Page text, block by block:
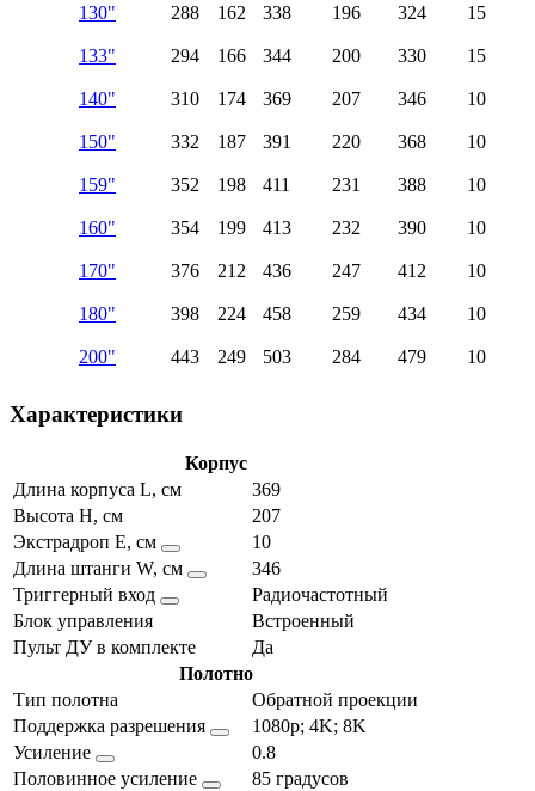
130" 288 162 338 196 324 15
133" 294 166 344 200 330 15
140" 310 174 369 207 346 10
150" 332 187 391 220 368 10
159" 352 198 411 231 388 10
160" 354 199 413 232 390 10
170" 376 212 436 247 412 10
180" 398 224 458 259 434 10
200" 443 249 503 284 479 10
Характеристики
Корпус
Длина корпуса L, см
369
Высота H, см
207
Экстрадроп E, см
10
Длина штанги W, см
346
Триггерный вход
Радиочастотный
Блок управления
Встроенный
Пульт ДУ в комплекте
Да
Полотно
Тип полотна
Обратной проекции
Поддержка разрешения
1080p; 4K; 8K
Усиление
0.8
Половинное усиление
85 градусов